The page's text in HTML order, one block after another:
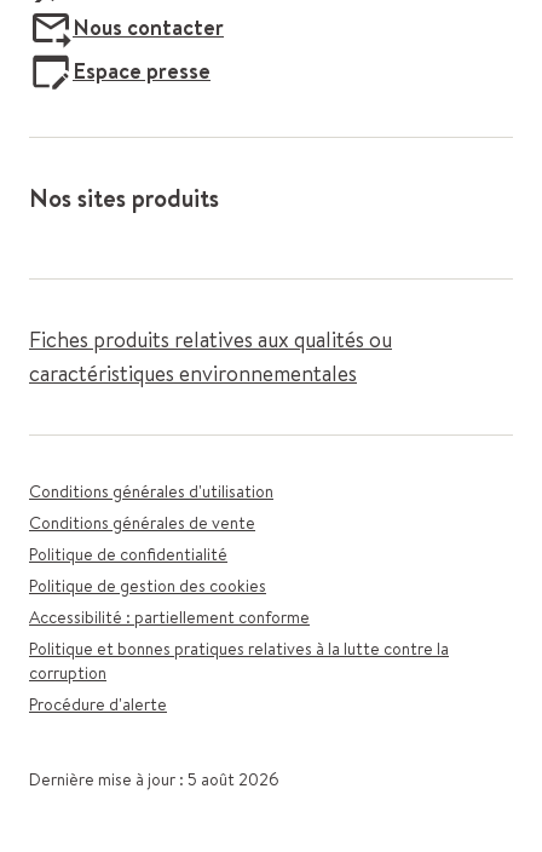
Nous contacter
Espace presse
Nos sites produits
Fiches produits relatives aux qualités ou
caractéristiques environnementales
Conditions générales d'utilisation
Conditions générales de vente
Politique de confidentialité
Politique de gestion des cookies
Accessibilité : partiellement conforme
Politique et bonnes pratiques relatives à la lutte contre la
corruption
Procédure d'alerte
Dernière mise à jour : 5 août 2026